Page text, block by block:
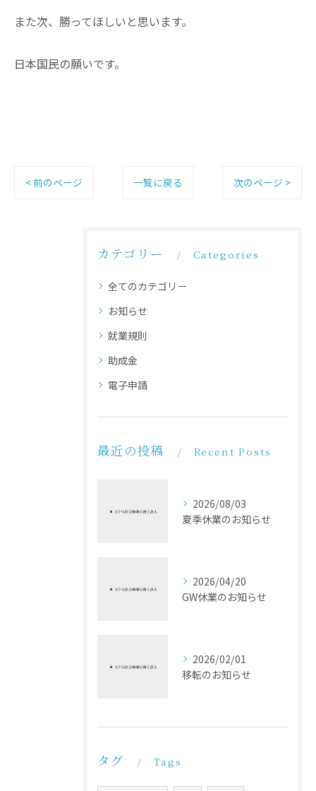
また次、勝ってほしいと思います。
日本国民の願いです。
< 前のページ 一覧に戻る 次のページ >
カテゴリー Categories
全てのカテゴリー
お知らせ
就業規則
助成金
電子申請
最近の投稿 Recent Posts
2026/08/03
夏季休業のお知らせ
2026/04/20
GW休業のお知らせ
2026/02/01
移転のお知らせ
タグ Tags